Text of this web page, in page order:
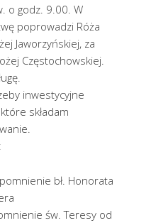
o godz. 9.00. W
poprowadzi Róża
Jaworzyńskiej, za
Częstochowskiej.
inwestycyjne
składam
bł. Honorata
św. Teresy od